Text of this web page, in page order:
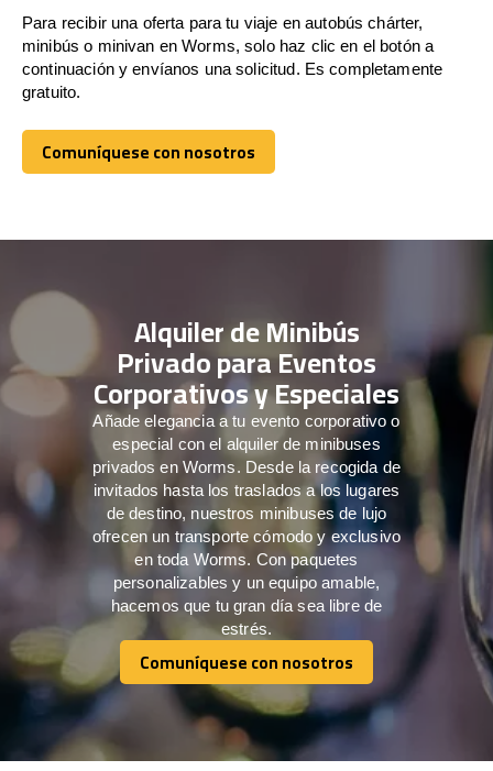
Para recibir una oferta para tu viaje en autobús chárter,
minibús o minivan en Worms, solo haz clic en el botón a
continuación y envíanos una solicitud. Es completamente
gratuito.
Comuníquese con nosotros
Comuníquese con nosotros
Alquiler de Minibús
Privado para Eventos
Corporativos y Especiales
Añade elegancia a tu evento corporativo o
especial con el alquiler de minibuses
privados en Worms. Desde la recogida de
invitados hasta los traslados a los lugares
de destino, nuestros minibuses de lujo
ofrecen un transporte cómodo y exclusivo
en toda Worms. Con paquetes
personalizables y un equipo amable,
hacemos que tu gran día sea libre de
estrés.
Comuníquese con nosotros
Comuníquese con nosotros